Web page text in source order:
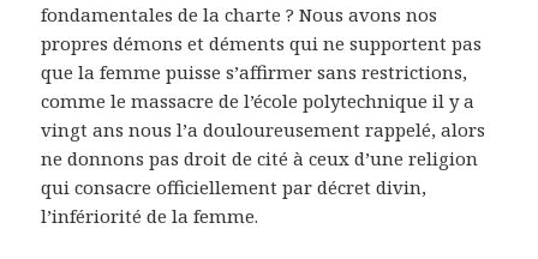
fondamentales de la charte ? Nous avons nos
propres démons et déments qui ne supportent pas
que la femme puisse s’affirmer sans restrictions,
comme le massacre de l’école polytechnique il y a
vingt ans nous l’a douloureusement rappelé, alors
ne donnons pas droit de cité à ceux d’une religion
qui consacre officiellement par décret divin,
l’infériorité de la femme.